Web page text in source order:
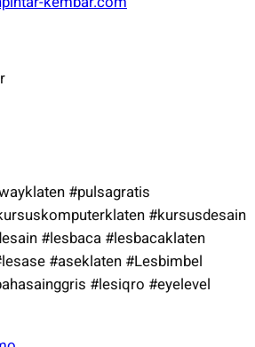
#pulsagratis
#kursusdesain
#lesbaca #lesbacaklaten
#aseklaten #Lesbimbel
#lesiqro #eyelevel